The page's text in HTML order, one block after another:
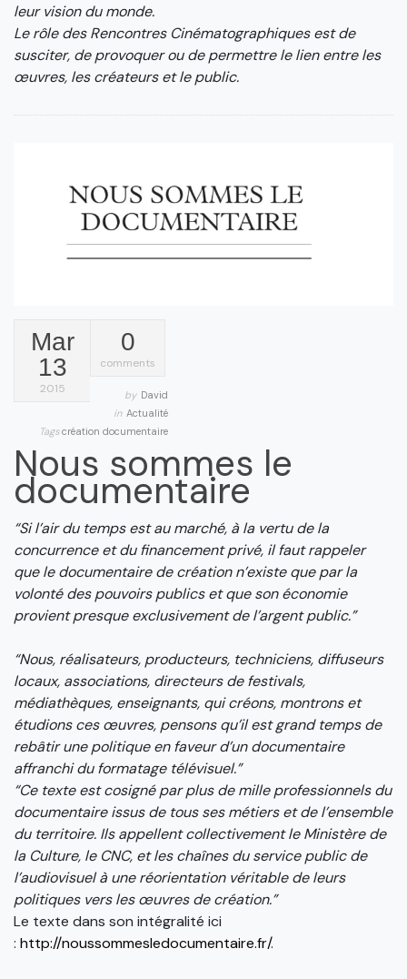
leur vision du monde.
Le rôle des Rencontres Cinématographiques est de
susciter, de provoquer ou de permettre le lien entre les
œuvres, les créateurs et le public.
Mar
13
2015
0
comments
by David
in Actualité
Tagscréation documentaire
Nous sommes le
documentaire
“Si l’air du temps est au marché, à la vertu de la
concurrence et du financement privé, il faut rappeler
que le documentaire de création n’existe q​ue par la
volonté des pouvoirs publics et que son économie
provient presque exclusivement de l’argent public.”
“Nous, réalisateurs, producteurs, techniciens, diffuseurs
locaux, associations, directeurs de festivals,
médiathèques, enseignants, qui créons, montrons et
étudions ces œuvres, pensons qu’il est grand temps de
rebâtir une politique en faveur d’un documentaire
affranchi du formatage télévisuel.”
“Ce texte est cosigné par plus de mille professionnels du
documentaire issus de tous ses métiers et de l’ensemble
du territoire. Ils appellent collectivement le Ministère de
la Culture, le CNC, et les chaînes du service public de
l’audiovisuel à une réorientation véritable de leurs
politiques vers les œuvres de création.”
Le texte dans son intégralité ici
: http://noussommesledocumentaire.fr/.